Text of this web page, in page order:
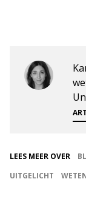
LEES MEER OVER
UITGELICHT